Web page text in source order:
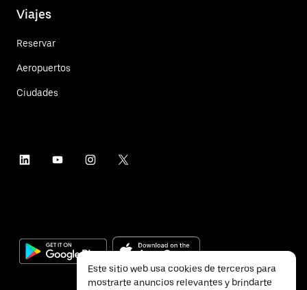
Viajes
Reservar
Aeropuertos
Ciudades
Este sitio web usa cookies de terceros para
mostrarte anuncios relevantes y brindarte